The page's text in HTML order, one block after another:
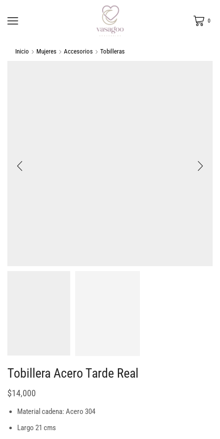
0
Inicio Mujeres Accesorios Tobilleras
Tobillera Acero Tarde Real
$14,000
Material cadena: Acero 304
Largo 21 cms